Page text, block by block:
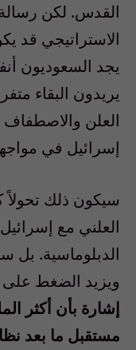
القدس. لكن
الاستراتيجي قد
يجد السعوديون
يريدون البقاء
العلن
إسرائيل في
سيكون ذلك تحولاً
العلني مع
الدبلوماسية. بل
ويزيد الضغط على
إشارة بأن أكثر
مستقبل ما بعد